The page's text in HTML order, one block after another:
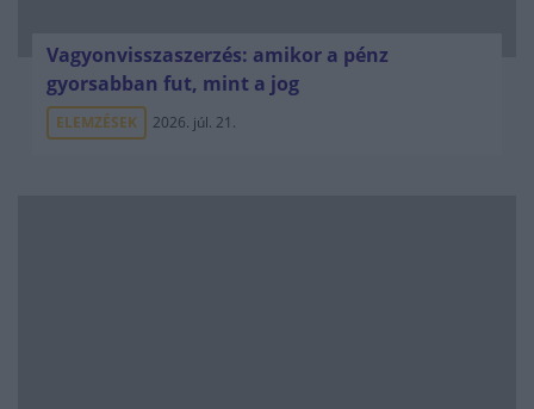
Vagyonvisszaszerzés: amikor a pénz
gyorsabban fut, mint a jog
ELEMZÉSEK 2026. júl. 21.